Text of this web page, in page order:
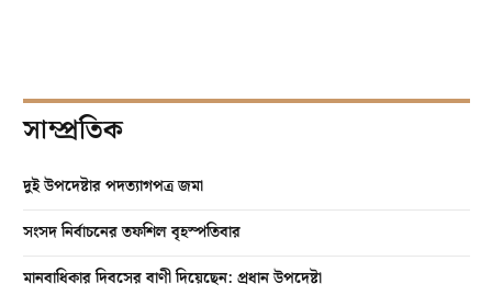
সাম্প্রতিক
দুই উপদেষ্টার পদত্যাগপত্র জমা
সংসদ নির্বাচনের তফশিল বৃহস্পতিবার
মানবাধিকার দিবসের বাণী দিয়েছেন: প্রধান উপদেষ্টা